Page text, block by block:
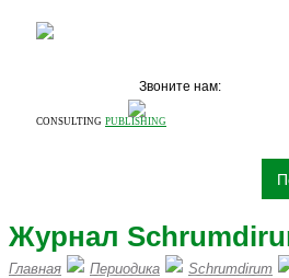
CONSULTING PUBLISHING
Звоните нам:
Журнал
Главная Периодика Schrumdirum